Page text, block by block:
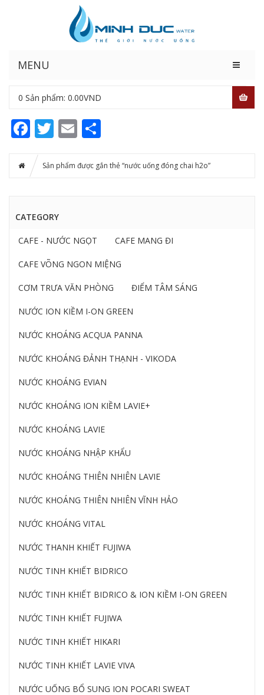
MENU
0 Sản phẩm: 0.00VND
Facebook
Twitter
Email
Sản phẩm được gắn thẻ “nước uống đóng chai h2o”
CATEGORY
CAFE - NƯỚC NGỌT CAFE MANG ĐI
CAFE VÕNG NGON MIỆNG
CƠM TRƯA VĂN PHÒNG ĐIỂM TÂM SÁNG
NƯỚC ION KIỀM I-ON GREEN
NƯỚC KHOÁNG ACQUA PANNA
NƯỚC KHOÁNG ĐẢNH THẠNH - VIKODA
NƯỚC KHOÁNG EVIAN
NƯỚC KHOÁNG ION KIỀM LAVIE+
NƯỚC KHOÁNG LAVIE
NƯỚC KHOÁNG NHẬP KHẨU
NƯỚC KHOÁNG THIÊN NHIÊN LAVIE
NƯỚC KHOÁNG THIÊN NHIÊN VĨNH HẢO
NƯỚC KHOÁNG VITAL
NƯỚC THANH KHIẾT FUJIWA
NƯỚC TINH KHIẾT BIDRICO
NƯỚC TINH KHIẾT BIDRICO & ION KIỀM I-ON GREEN
NƯỚC TINH KHIẾT FUJIWA
NƯỚC TINH KHIẾT HIKARI
NƯỚC TINH KHIẾT LAVIE VIVA
NƯỚC UỐNG BỔ SUNG ION POCARI SWEAT